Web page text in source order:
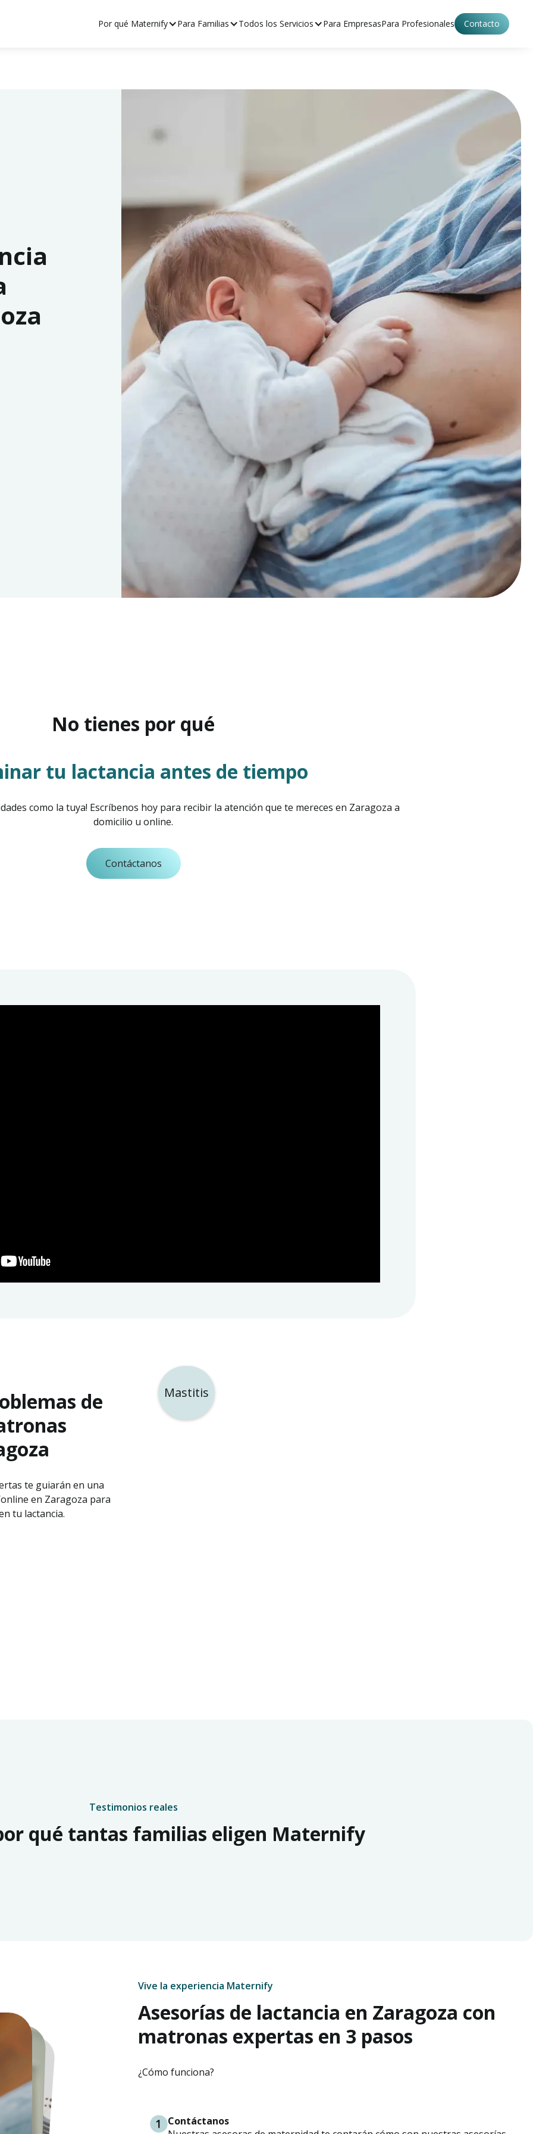
Por qué Maternify Para Familias Todos los Servicios Para EmpresasPara Profesionales Contacto
No tienes por qué
tu lactancia antes de tiempo
como la tuya! Escríbenos hoy para recibir la atención que te mereces en Zaragoza a
domicilio u online.
Contáctanos
de
te guiarán en una
en Zaragoza para
tu lactancia.
Mastitis
Testimonios reales
qué tantas familias eligen Maternify
Vive la experiencia Maternify
Asesorías de lactancia en Zaragoza con
matronas expertas en 3 pasos
¿Cómo funciona?
Contáctanos